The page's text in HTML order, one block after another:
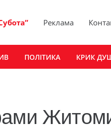
Реклама
ПОЛІТИКА КРИК